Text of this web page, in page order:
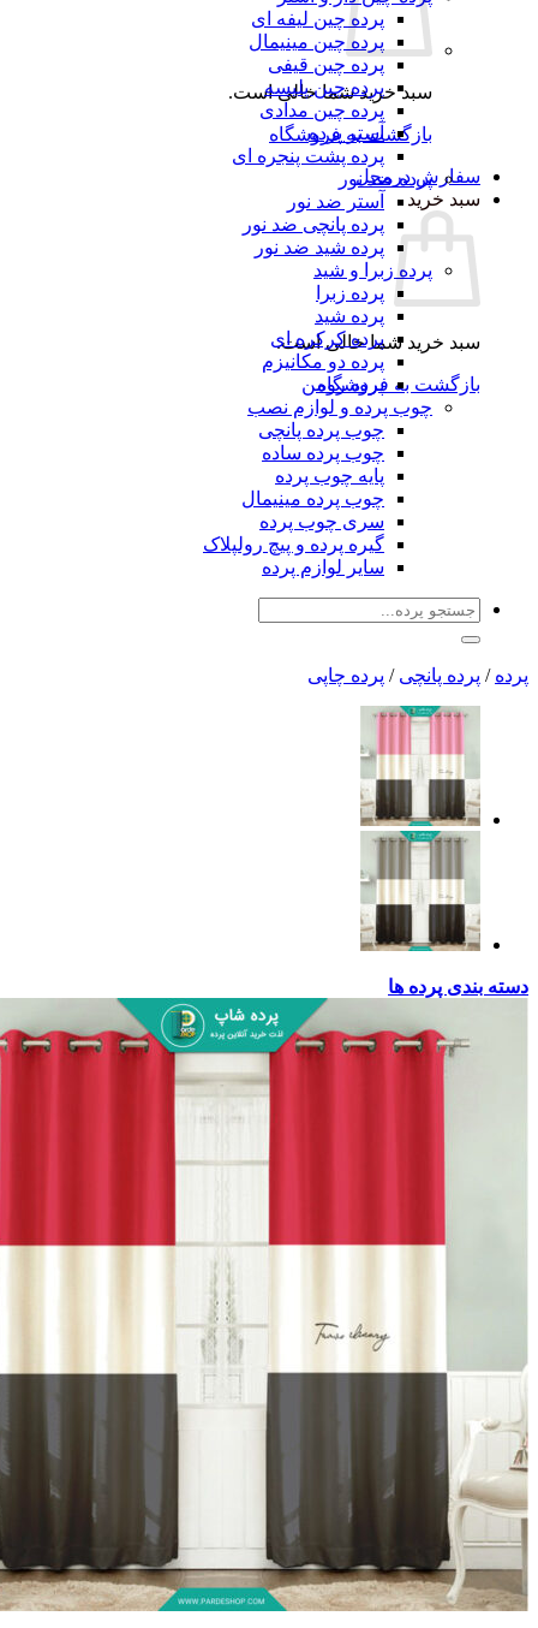
سبد خرید شما خالی است.
بازگشت به فروشگاه
درمحل
خرید
خرید شما خالی است.
به فروشگاه
پرده چین لیفه ای
پرده چین مینیمال
پرده چین قیفی
پرده چین پلیسه
پرده چین مدادی
آستر پرده
پرده پشت پنجره ای
پرده ضد نور
آستر ضد نور
پرده پانچی ضد نور
پرده شید ضد نور
پرده زبرا و شید
پرده زبرا
پرده شید
پرده کرکره ای
پرده دو مکانیزم
پرده رومن
چوب پرده و لوازم نصب
چوب پرده پانچی
چوب پرده ساده
پایه چوب پرده
چوب پرده مینیمال
سری چوب پرده
گیره پرده و پیچ رولپلاک
سایر لوازم پرده
پانچی / پرده چاپی
پرده ها